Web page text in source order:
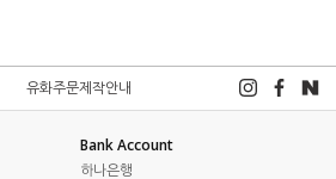
유화주문제작안내
Bank Account
하나은행